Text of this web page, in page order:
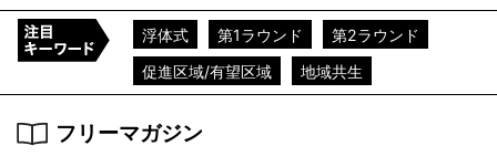
浮体式 第1ラウンド
第2ラウンド
促進区域/有望区域
地域共生
フリーマガジン